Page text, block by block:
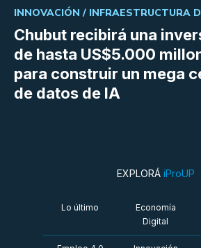
Chubut recibirá una
de hasta US$5.000
para construir un mega
de datos de IA
INNOVACIÓN / INFRAESTRUCTURA
EXPLORÁ iProUP
Lo último
Economía
Digital